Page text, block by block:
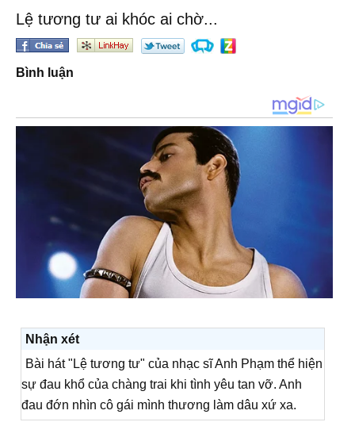
Lệ tương tư ai khóc ai chờ...
Bình luận
Nhận xét
Bài hát "Lệ tương tư" của nhạc sĩ Anh Phạm thể hiện
sự đau khổ của chàng trai khi tình yêu tan vỡ. Anh
đau đớn nhìn cô gái mình thương làm dâu xứ xa.